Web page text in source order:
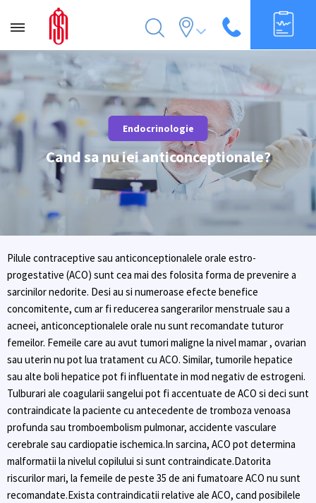
Endocrinologie
Cand sa nu iei anticonceptionale?
Pilule contraceptive sau anticonceptionalele orale estro-
progestative (ACO) sunt cea mai des folosita forma de prevenire a
sarcinilor nedorite. Desi au si numeroase efecte benefice
concomitente, cum ar fi reducerea sangerarilor menstruale sau a
acneei, anticonceptionalele orale nu sunt recomandate tuturor
femeilor. Femeile care au avut tumori maligne la nivel mamar , ovarian
sau uterin nu pot lua tratament cu ACO. Similar, tumorile hepatice
sau alte boli hepatice pot fi influentate in mod negativ de estrogeni.
Tulburari ale coagularii sangelui pot fi accentuate de ACO si deci sunt
contraindicate la paciente cu antecedente de tromboza venoasa
profunda sau tromboembolism pulmonar, accidente vasculare
cerebrale sau cardiopatie ischemica.In sarcina, ACO pot determina
malformatii la nivelul copilului si sunt contraindicate.Datorita
riscurilor mari, la femeile de peste 35 de ani fumatoare ACO nu sunt
recomandate.Exista contraindicatii relative ale ACO, cand posibilele